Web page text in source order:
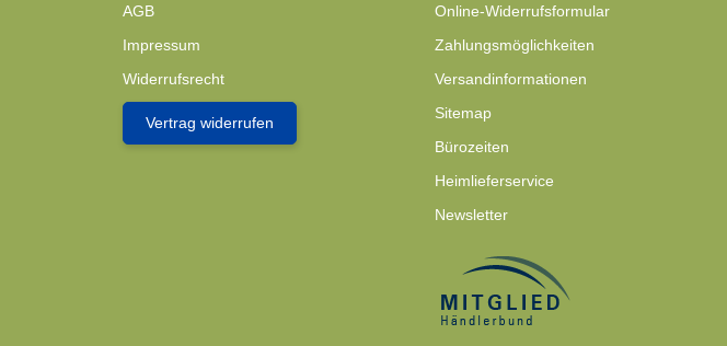
AGB
Impressum
Widerrufsrecht
Vertrag widerrufen
Online-Widerrufsformular
Zahlungsmöglichkeiten
Versandinformationen
Sitemap
Bürozeiten
Heimlieferservice
Newsletter